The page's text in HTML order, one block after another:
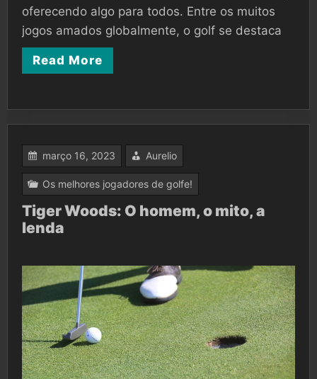
oferecendo algo para todos. Entre os muitos
jogos amados globalmente, o golf se destaca
Read More
março 16, 2023 Aurelio
Os melhores jogadores de golfe!
Tiger Woods: O homem, o mito, a
lenda